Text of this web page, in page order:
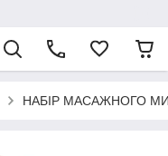
НАБІР МАСАЖНОГО